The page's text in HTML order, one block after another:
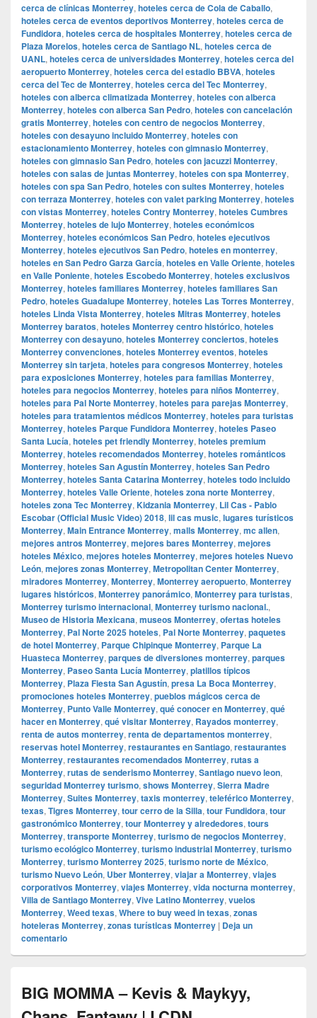
cerca de clínicas Monterrey, hoteles cerca de Cola de Caballo,
hoteles cerca de eventos deportivos Monterrey, hoteles cerca de
Fundidora, hoteles cerca de hospitales Monterrey, hoteles cerca de
Plaza Morelos, hoteles cerca de Santiago NL, hoteles cerca de
UANL, hoteles cerca de universidades Monterrey, hoteles cerca del
aeropuerto Monterrey, hoteles cerca del estadio BBVA, hoteles
cerca del Tec de Monterrey, hoteles cerca del Tec Monterrey,
hoteles con alberca climatizada Monterrey, hoteles con alberca
Monterrey, hoteles con alberca San Pedro, hoteles con cancelación
gratis Monterrey, hoteles con centro de negocios Monterrey,
hoteles con desayuno incluido Monterrey, hoteles con
estacionamiento Monterrey, hoteles con gimnasio Monterrey,
hoteles con gimnasio San Pedro, hoteles con jacuzzi Monterrey,
hoteles con salas de juntas Monterrey, hoteles con spa Monterrey,
hoteles con spa San Pedro, hoteles con suites Monterrey, hoteles
con terraza Monterrey, hoteles con valet parking Monterrey, hoteles
con vistas Monterrey, hoteles Contry Monterrey, hoteles Cumbres
Monterrey, hoteles de lujo Monterrey, hoteles económicos
Monterrey, hoteles económicos San Pedro, hoteles ejecutivos
Monterrey, hoteles ejecutivos San Pedro, hoteles en monterrey,
hoteles en San Pedro Garza García, hoteles en Valle Oriente, hoteles
en Valle Poniente, hoteles Escobedo Monterrey, hoteles exclusivos
Monterrey, hoteles familiares Monterrey, hoteles familiares San
Pedro, hoteles Guadalupe Monterrey, hoteles Las Torres Monterrey,
hoteles Linda Vista Monterrey, hoteles Mitras Monterrey, hoteles
Monterrey baratos, hoteles Monterrey centro histórico, hoteles
Monterrey con desayuno, hoteles Monterrey conciertos, hoteles
Monterrey convenciones, hoteles Monterrey eventos, hoteles
Monterrey sin tarjeta, hoteles para congresos Monterrey, hoteles
para exposiciones Monterrey, hoteles para familias Monterrey,
hoteles para negocios Monterrey, hoteles para niños Monterrey,
hoteles para Pal Norte Monterrey, hoteles para parejas Monterrey,
hoteles para tratamientos médicos Monterrey, hoteles para turistas
Monterrey, hoteles Parque Fundidora Monterrey, hoteles Paseo
Santa Lucía, hoteles pet friendly Monterrey, hoteles premium
Monterrey, hoteles recomendados Monterrey, hoteles románticos
Monterrey, hoteles San Agustín Monterrey, hoteles San Pedro
Monterrey, hoteles Santa Catarina Monterrey, hoteles todo incluido
Monterrey, hoteles Valle Oriente, hoteles zona norte Monterrey,
hoteles zona Tec Monterrey, Kidzania Monterrey, Lil Cas - Pablo
Escobar (Official Music Video) 2018, lil cas music, lugares turísticos
Monterrey, Main Entrance Monterrey, malls Monterrey, mc allen,
mejores antros Monterrey, mejores bares Monterrey, mejores
hoteles México, mejores hoteles Monterrey, mejores hoteles Nuevo
León, mejores zonas Monterrey, Metropolitan Center Monterrey,
miradores Monterrey, Monterrey, Monterrey aeropuerto, Monterrey
lugares históricos, Monterrey panorámico, Monterrey para turistas,
Monterrey turismo internacional, Monterrey turismo nacional.,
Museo de Historia Mexicana, museos Monterrey, ofertas hoteles
Monterrey, Pal Norte 2025 hoteles, Pal Norte Monterrey, paquetes
de hotel Monterrey, Parque Chipinque Monterrey, Parque La
Huasteca Monterrey, parques de diversiones monterrey, parques
Monterrey, Paseo Santa Lucía Monterrey, platillos típicos
Monterrey, Plaza Fiesta San Agustín, presa La Boca Monterrey,
promociones hoteles Monterrey, pueblos mágicos cerca de
Monterrey, Punto Valle Monterrey, qué conocer en Monterrey, qué
hacer en Monterrey, qué visitar Monterrey, Rayados monterrey,
renta de autos monterrey, renta de departamentos monterrey,
reservas hotel Monterrey, restaurantes en Santiago, restaurantes
Monterrey, restaurantes recomendados Monterrey, rutas a
Monterrey, rutas de senderismo Monterrey, Santiago nuevo leon,
seguridad Monterrey turismo, shows Monterrey, Sierra Madre
Monterrey, Suites Monterrey, taxis monterrey, teleférico Monterrey,
texas, Tigres Monterrey, tour cerro de la Silla, tour Fundidora, tour
gastronómico Monterrey, tour Monterrey y alrededores, tours
Monterrey, transporte Monterrey, turismo de negocios Monterrey,
turismo ecológico Monterrey, turismo industrial Monterrey, turismo
Monterrey, turismo Monterrey 2025, turismo norte de México,
turismo Nuevo León, Uber Monterrey, viajar a Monterrey, viajes
corporativos Monterrey, viajes Monterrey, vida nocturna monterrey,
Villa de Santiago Monterrey, Vive Latino Monterrey, vuelos
Monterrey, Weed texas, Where to buy weed in texas, zonas
hoteleras Monterrey, zonas turísticas Monterrey | Deja un
comentario
BIG MOMMA – Kevis & Maykyy,